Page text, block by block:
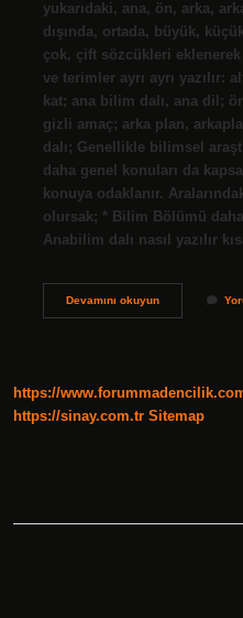
yukarıdaki, ana, ön, arka,
dışında, ortada, büyük,
çok, çift sözcükleri
ve terimler ayrı ayrı yazılır:
kat; ana bilim dalı, ana dil;
gizli amaç; arka plan,
dalı; Genellikle bilimsel
daha genel konuları da
konuya odaklanır.
olursak; * Bilim Bölümü daha
Anabilim dalı nasıl yazılır
Devamını okuyunBilim
https://
https://sinay.com.tr Sitemap